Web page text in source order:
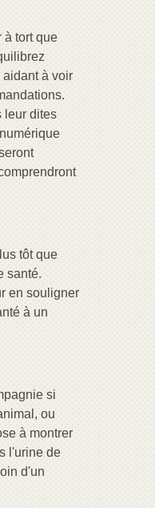
à tort que
à voir
leur dites
tôt que
santé.
en souligner
à un
si
ou
à montrer
l'urine de
d'un